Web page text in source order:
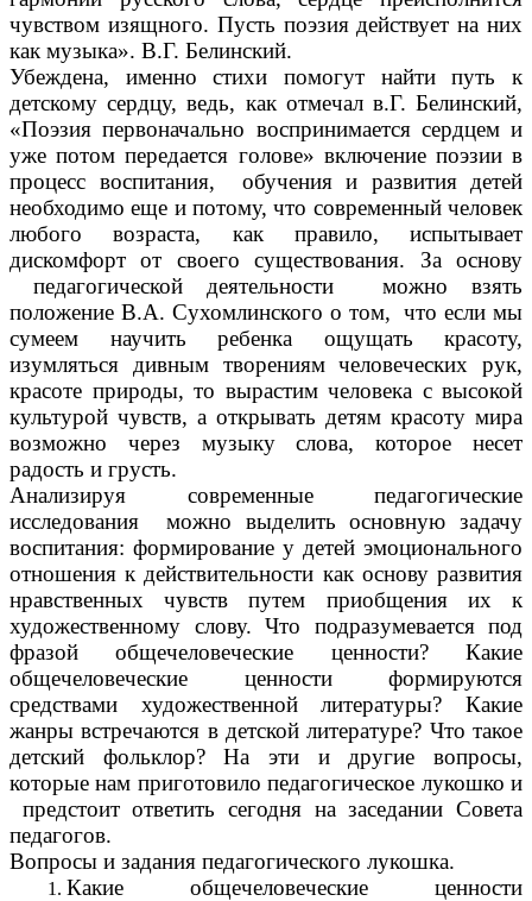
чувством изящного. Пусть поэзия действует на них
как музыка». В.Г. Белинский.
Убеждена, именно стихи помогут найти путь к
детскому сердцу, ведь, как отмечал в.Г. Белинский,
«Поэзия первоначально воспринимается сердцем и
уже потом передается голове» включение поэзии в
процесс воспитания, обучения и развития детей
необходимо еще и потому, что современный человек
любого возраста, как правило, испытывает
дискомфорт от своего существования. За основу
педагогической деятельности можно взять
положение В.А. Сухомлинского о том, что если мы
сумеем научить ребенка ощущать красоту,
изумляться дивным творениям человеческих рук,
красоте природы, то вырастим человека с высокой
культурой чувств, а открывать детям красоту мира
возможно через музыку слова, которое несет
радость и грусть.
Анализируя современные педагогические
исследования можно выделить основную задачу
воспитания: формирование у детей эмоционального
отношения к действительности как основу развития
нравственных чувств путем приобщения их к
художественному слову. Что подразумевается под
фразой общечеловеческие ценности? Какие
общечеловеческие ценности формируются
средствами художественной литературы? Какие
жанры встречаются в детской литературе? Что такое
детский фольклор? На эти и другие вопросы,
которые нам приготовило педагогическое лукошко и
предстоит ответить сегодня на заседании Совета
педагогов.
Вопросы и задания педагогического лукошка.
Какие общечеловеческие ценности